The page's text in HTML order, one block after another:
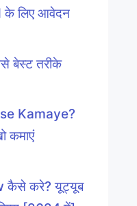
के लिए आवेदन
बेस्ट तरीके
Kamaye?
कमाएं
कैसे करे? यूट्यूब